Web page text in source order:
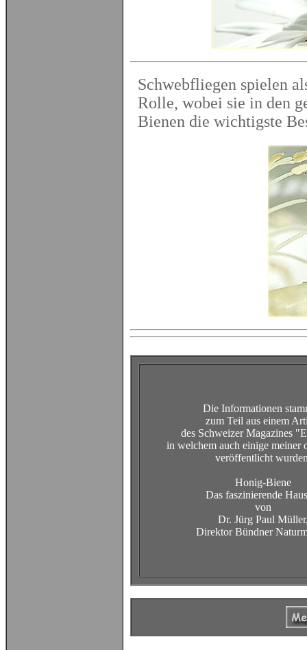
Schwebfliegen spielen
Rolle, wobei sie in den
Bienen die wichtigste
Die Informationen
zum Teil aus einem
des Schweizer Magazines
in welchem auch einige meiner
veröffentlicht
Honig-Biene
Das faszinierende
von
Dr. Jürg Paul
Direktor Bündner